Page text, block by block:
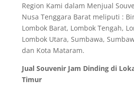
Region Kami dalam Menjual
Nusa Tenggara Barat meliputi :
Lombok Barat, Lombok Tengah,
Lombok Utara, Sumbawa,
dan Kota Mataram.
Jual Souvenir Jam Dinding di
Timur